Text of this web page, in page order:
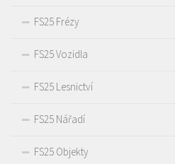
FS25 Frézy
FS25 Vozidla
FS25 Lesnictví
FS25 Nářadí
FS25 Objekty